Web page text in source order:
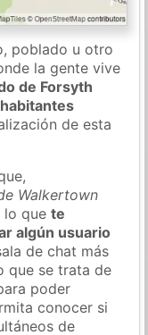
poblado u otro
la gente vive
de Forsyth
de esta
Walkertown
lo quete
algún usuario
de chat más
que se trata de
poder
conocer si
de